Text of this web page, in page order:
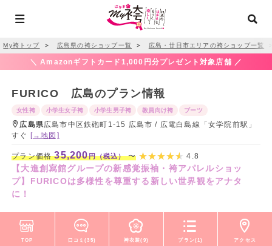
My袴トップ ＞ 広島県の袴ショップ一覧 ＞ 広島・廿日市エリアの袴ショップ一覧
＼ Amazonギフトカード1,000円分プレゼント対象店舗 ／
FURICO 広島のプラン情報
女性袴 小学生女子袴 小学生男子袴 教員向け袴 ブーツ
広島県広島市中区鉄砲町1-15 広島市 / 広電白島線「女学院前駅」
すぐ [→地図]
プラン価格35,200円（税込）〜 4.8
【大進創寫館グループの新感覚振袖・袴アパレルショッ
プ】FURICOは多様性を尊重する新しい世界観をアナタ
に！
TOP 口コミ(35) 袴衣装(9) プラン(1) アクセス